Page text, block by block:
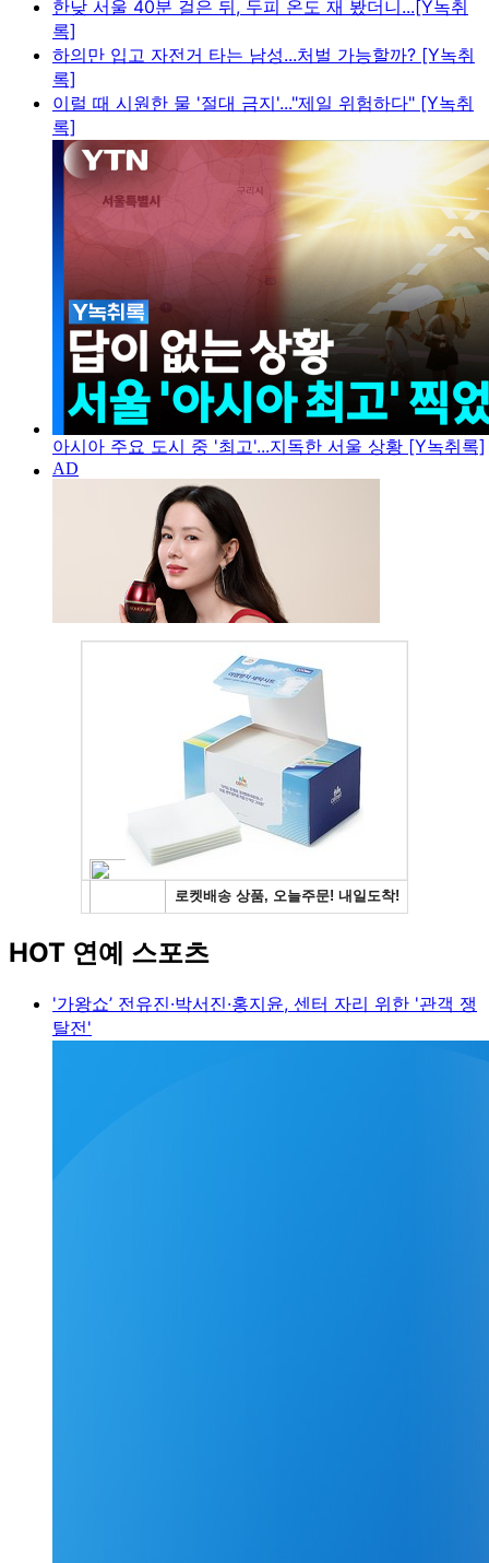
한낮 서울 40분 걸은 뒤, 두피 온도 재 봤더니...[Y녹취
록]
하의만 입고 자전거 타는 남성...처벌 가능할까? [Y녹취
록]
이럴 때 시원한 물 '절대 금지'..."제일 위험하다" [Y녹취
록]
아시아 주요 도시 중 '최고'...지독한 서울 상황 [Y녹취록]
HOT 연예 스포츠
'가왕쇼’ 전유진·박서진·홍지윤, 센터 자리 위한 '관객 쟁
탈전'